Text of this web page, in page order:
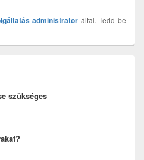
administrator által. Tedd be
szükséges